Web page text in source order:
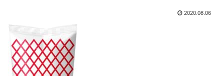
2020.08.06